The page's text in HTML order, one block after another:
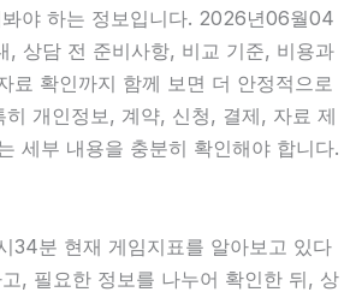
야 하는 정보입니다. 2026년06월04
, 상담 전 준비사항, 비교 기준, 비용과
료 확인까지 함께 보면 더 안정적으로
히 개인정보, 계약, 신청, 결제, 자료 제
세부 내용을 충분히 확인해야 합니다.
분 현재 게임지표를 알아보고 있다
, 필요한 정보를 나누어 확인한 뒤, 상